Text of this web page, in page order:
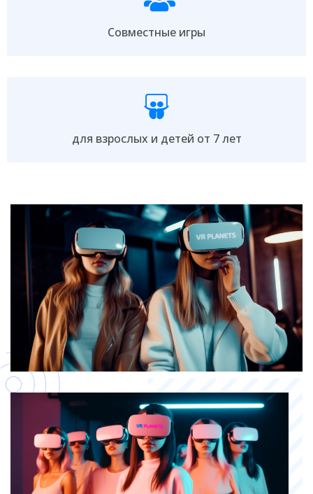
Совместные игры
для взрослых и детей от 7 лет